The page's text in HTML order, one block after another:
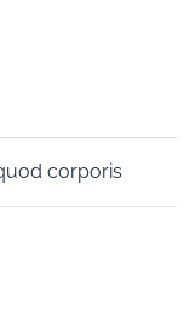
corporis